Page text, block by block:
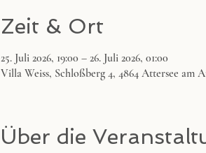
Zeit & Ort
25. Juli 2026, 19:00 – 26. Juli 2026, 01:00
Villa Weiss, Schloßberg 4, 4864 Attersee am
Über die